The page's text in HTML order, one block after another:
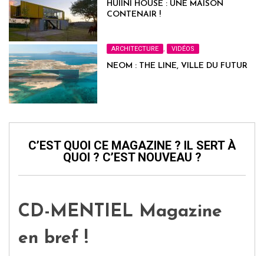
HUIINI HOUSE : UNE MAISON
CONTENAIR !
ARCHITECTURE , VIDÉOS
NEOM : THE LINE, VILLE DU FUTUR
C’EST QUOI CE MAGAZINE ? IL SERT À
QUOI ? C’EST NOUVEAU ?
CD-MENTIEL Magazine
en bref !